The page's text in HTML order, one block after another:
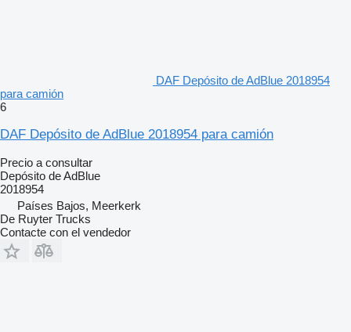
DAF Depósito de AdBlue 2018954
para camión
6
DAF Depósito de AdBlue 2018954 para camión
Precio a consultar
Depósito de AdBlue
2018954
Países Bajos, Meerkerk
De Ruyter Trucks
Contacte con el vendedor